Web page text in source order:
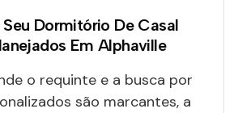
Dormitório De Casal
Em Alphaville
o requinte e a busca por
são marcantes, a